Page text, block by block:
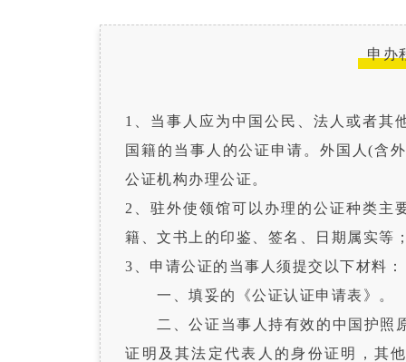
申办
1、当事人应为中国公民、法人或者其
国籍的当事人的公证申请。外国人(含
公证机构办理公证。
2、驻外使领馆可以办理的公证种类主
籍、文书上的印鉴、签名、日期属实等
3、申请公证的当事人须提交以下材料：
一、填妥的《公证认证申请表》。
二、公证当事人持有效的中国护照
证明及其法定代表人的身份证明，其